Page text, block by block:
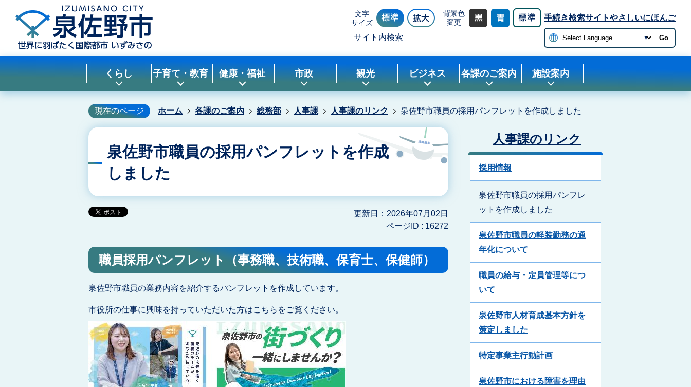
文字
サイズ
背景色
変更
手続き検索サイトやさしいにほんご
サイト内検索 Go
くらし 子育て・教育 健康・福祉 市政 観光 ビジネス 各課のご案内 施設案内
現在のページ ホーム 各課のご案内 総務部 人事課 人事課のリンク 泉佐野市職員の採用パンフレットを作成しました
泉佐野市職員の採用パンフレットを作成
しました
更新日：2026年07月02日
ページID : 16272
職員採用パンフレット（事務職、技術職、保育士、保健師）
泉佐野市職員の業務内容を紹介するパンフレットを作成しています。
市役所の仕事に興味を持っていただいた方はこちらをご覧ください。
人事課のリンク
採用情報
泉佐野市職員の採用パンフレ
ットを作成しました
泉佐野市職員の軽装勤務の通
年化について
職員の給与・定員管理等につ
いて
泉佐野市人材育成基本方針を
策定しました
特定事業主行動計画
泉佐野市における障害を理由